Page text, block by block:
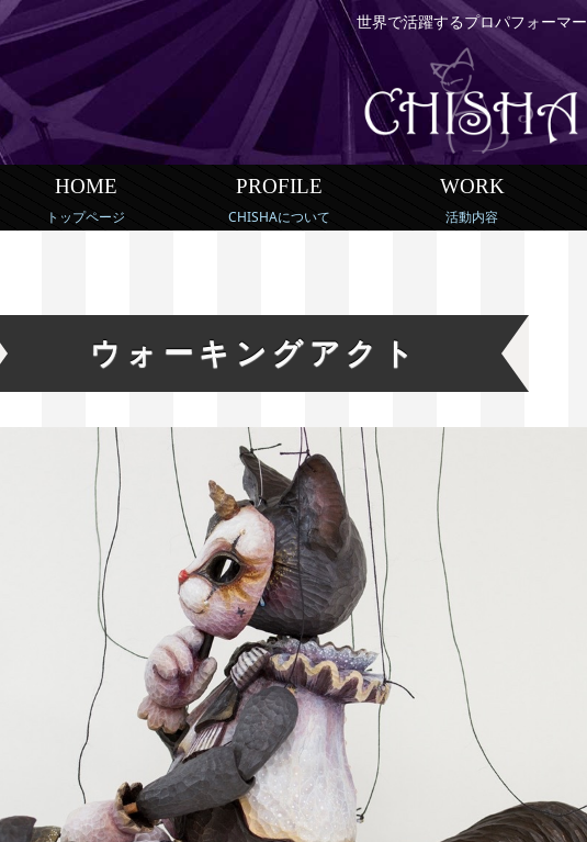
世界で活躍するプロパフォーマー
HOME
トップページ
PROFILE
CHISHAについて
WORK
活動内容
ウォーキングアクト